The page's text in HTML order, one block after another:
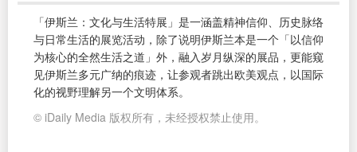
「伊斯兰：文化与生活特展」是一涵盖精神信仰、历史脉络
与日常生活的展览活动，除了说明伊斯兰本是一个「以信仰
为核心的全然生活之道」外，融入岁月纵深的展品，更能窥
见伊斯兰多元广纳的痕迹，让参观者跳出欧美观点，以国际
化的视野理解另一个文明体系。
© iDaily Media 版权所有，未经授权禁止使用。